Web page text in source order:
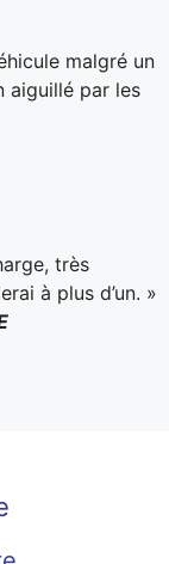
malgré un
aiguillé par les
très
à plus d’un. »